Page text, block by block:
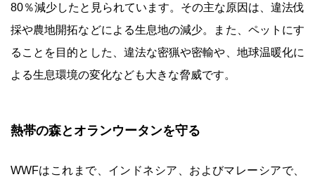
80％減少したと見られています。その主な原因は、違法伐
採や農地開拓などによる生息地の減少。また、ペットにす
ることを目的とした、違法な密猟や密輸や、地球温暖化に
よる生息環境の変化なども大きな脅威です。
熱帯の森とオランウータンを守る
WWFはこれまで、インドネシア、およびマレーシアで、